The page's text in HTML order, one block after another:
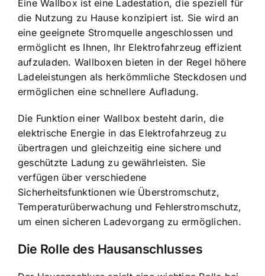
Eine Wallbox ist eine Ladestation, die speziell für
die Nutzung zu Hause konzipiert ist. Sie wird an
eine geeignete Stromquelle angeschlossen und
ermöglicht es Ihnen, Ihr Elektrofahrzeug effizient
aufzuladen. Wallboxen bieten in der Regel höhere
Ladeleistungen als herkömmliche Steckdosen und
ermöglichen eine schnellere Aufladung.
Die Funktion einer Wallbox besteht darin, die
elektrische Energie in das Elektrofahrzeug zu
übertragen und gleichzeitig eine sichere und
geschützte Ladung zu gewährleisten. Sie
verfügen über verschiedene
Sicherheitsfunktionen wie Überstromschutz,
Temperaturüberwachung und Fehlerstromschutz,
um einen sicheren Ladevorgang zu ermöglichen.
Die Rolle des Hausanschlusses